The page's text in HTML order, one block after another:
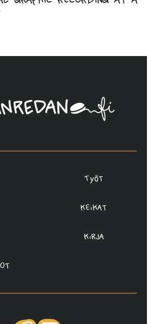
Työt
Keikat
Kirja